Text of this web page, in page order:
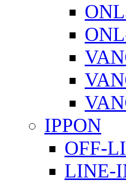
IPPON
OFF-
LINE-